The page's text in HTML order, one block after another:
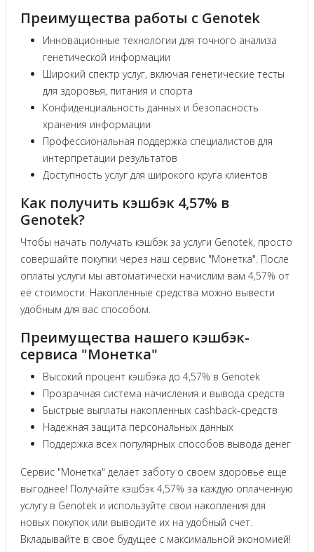
Преимущества работы с Genotek
Инновационные технологии для точного анализа
генетической информации
Широкий спектр услуг, включая генетические тесты
для здоровья, питания и спорта
Конфиденциальность данных и безопасность
хранения информации
Профессиональная поддержка специалистов для
интерпретации результатов
Доступность услуг для широкого круга клиентов
Как получить кэшбэк 4,57% в
Genotek?
Чтобы начать получать кэшбэк за услуги Genotek, просто
совершайте покупки через наш сервис "Монетка". После
оплаты услуги мы автоматически начислим вам 4,57% от
её стоимости. Накопленные средства можно вывести
удобным для вас способом.
Преимущества нашего кэшбэк-
сервиса "Монетка"
Высокий процент кэшбэка до 4,57% в Genotek
Прозрачная система начисления и вывода средств
Быстрые выплаты накопленных cashback-средств
Надежная защита персональных данных
Поддержка всех популярных способов вывода денег
Сервис "Монетка" делает заботу о своем здоровье еще
выгоднее! Получайте кэшбэк 4,57% за каждую оплаченную
услугу в Genotek и используйте свои накопления для
новых покупок или выводите их на удобный счет.
Вкладывайте в свое будущее с максимальной экономией!